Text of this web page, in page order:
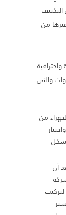
من
والتي
من
أن